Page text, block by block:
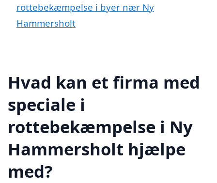
rottebekæmpelse i byer nær Ny
Hammersholt
Hvad kan et firma med
speciale i
rottebekæmpelse i Ny
Hammersholt hjælpe
med?